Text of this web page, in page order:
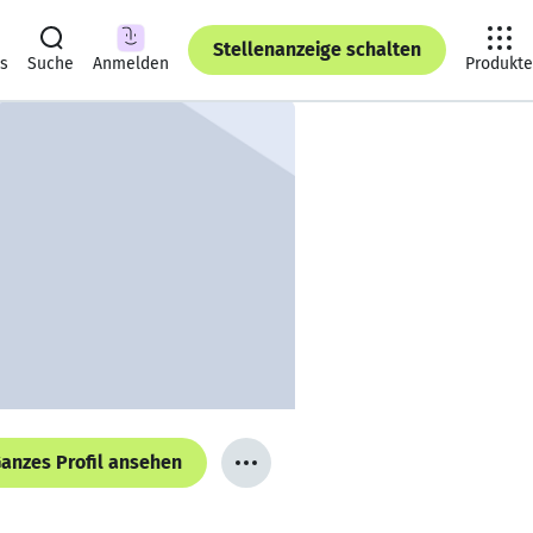
Suche Anmelden
Stellenanzeige schalten
Produkte
Profil ansehen